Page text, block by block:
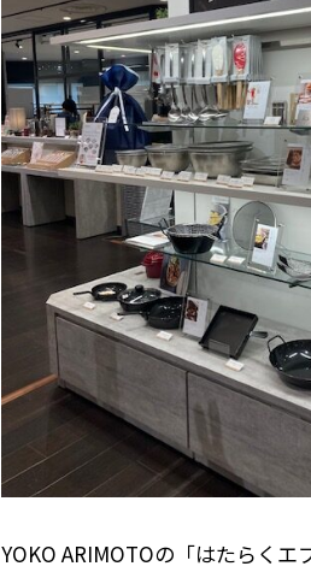
YOKO ARIMOTOの「はたらく